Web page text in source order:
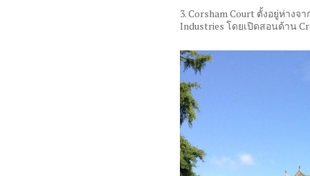
3. Corsham Court ตั้งอยู่ห่างจา
Industries โดยเปิดสอนด้าน